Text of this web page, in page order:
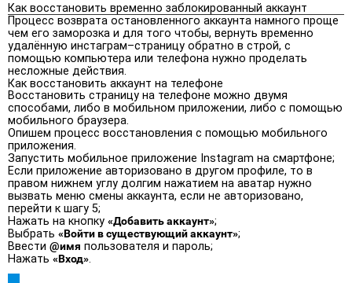
Как восстановить временно заблокированный аккаунт
Процесс возврата остановленного аккаунта намного проще
чем его заморозка и для того чтобы, вернуть временно
удалённую инстаграм–страницу обратно в строй, с
помощью компьютера или телефона нужно проделать
несложные действия.
Как восстановить аккаунт на телефоне
Восстановить страницу на телефоне можно двумя
способами, либо в мобильном приложении, либо с помощью
мобильного браузера.
Опишем процесс восстановления с помощью мобильного
приложения.
Запустить мобильное приложение Instagram на смартфоне;
Если приложение авторизовано в другом профиле, то в
правом нижнем углу долгим нажатием на аватар нужно
вызвать меню смены аккаунта, если не авторизовано,
перейти к шагу 5;
Нажать на кнопку «Добавить аккаунт»;
Выбрать «Войти в существующий аккаунт»;
Ввести @имя пользователя и пароль;
Нажать «Вход».